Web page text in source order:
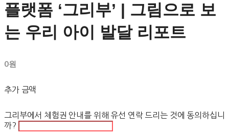
플랫폼 ‘그리부’ | 그림으로 보
는 우리 아이 발달 리포트
0원
추가 금액
그리부에서 체험권 안내를 위해 유선 연락 드리는 것에 동의하십니
까?